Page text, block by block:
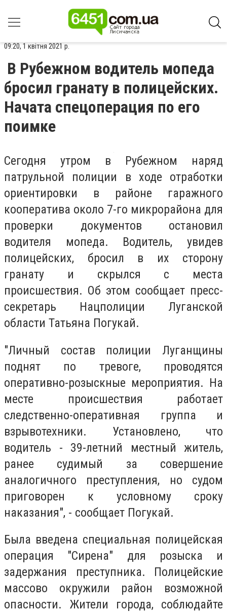
09:20, 1 квітня 2021 р.
В Рубежном водитель мопеда
бросил гранату в полицейских.
Начата спецоперация по его
поимке
Сегодня утром в Рубежном наряд
патрульной полиции в ходе отработки
ориентировки в районе гаражного
кооператива около 7-го микрорайона для
проверки документов остановил
водителя мопеда. Водитель, увидев
полицейских, бросил в их сторону
гранату и скрылся с места
происшествия. Об этом сообщает пресс-
секретарь Нацполиции Луганской
области Татьяна Погукай.
"Личный состав полиции Луганщины
поднят по тревоге, проводятся
оперативно-розыскные мероприятия. На
месте происшествия работает
следственно-оперативная группа и
взрывотехники. Установлено, что
водитель - 39-летний местный житель,
ранее судимый за совершение
аналогичного преступления, но судом
приговорен к условному сроку
наказания", - сообщает Погукай.
Была введена специальная полицейская
операция "Сирена" для розыска и
задержания преступника. Полицейские
массово окружили район возможной
опасности. Жители города, соблюдайте